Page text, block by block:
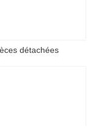
détachées